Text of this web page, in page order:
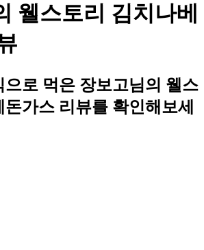
웰스토리 김치나베
으로 먹은 장보고님의 웰스
가스 리뷰를 확인해보세